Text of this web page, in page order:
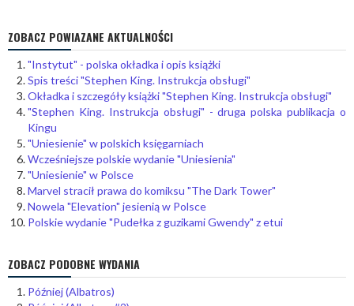
ZOBACZ POWIAZANE AKTUALNOŚCI
"Instytut" - polska okładka i opis książki
Spis treści "Stephen King. Instrukcja obsługi"
Okładka i szczegóły książki "Stephen King. Instrukcja obsługi"
"Stephen King. Instrukcja obsługi" - druga polska publikacja o
Kingu
"Uniesienie" w polskich księgarniach
Wcześniejsze polskie wydanie "Uniesienia"
"Uniesienie" w Polsce
Marvel stracił prawa do komiksu "The Dark Tower"
Nowela "Elevation" jesienią w Polsce
Polskie wydanie "Pudełka z guzikami Gwendy" z etui
ZOBACZ PODOBNE WYDANIA
Później (Albatros)